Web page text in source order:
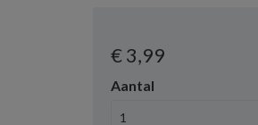
€ 3,99
Aantal